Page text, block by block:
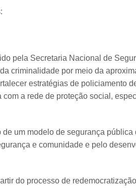
pela Secretaria Nacional de
criminalidade por meio da
estratégias de policiamento
a rede de proteção social,
um modelo de segurança
e comunidade e pelo
do processo de